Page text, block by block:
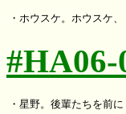
#HA06-
・星野。後輩たちを前